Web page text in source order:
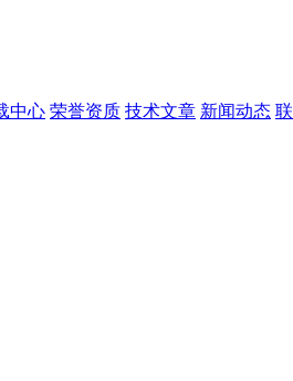
中心 荣誉资质 技术文章 新闻动态